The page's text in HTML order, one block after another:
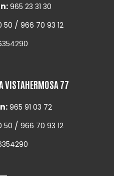
965 23 31 30
50 / 966 70 93 12
77
965 91 03 72
50 / 966 70 93 12